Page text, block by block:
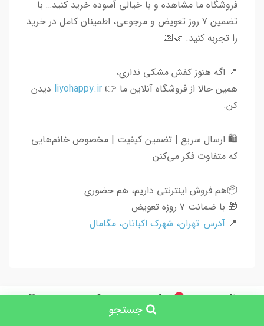
0
سبد خرید
حساب کاربری جستجو
فروشگاه ما مشاهده و با خیالی آسوده خرید کنید… با
تضمین ۷ روز تعویض و مرجوعی، اطمینان کامل در خرید
را تجربه کنید. 🤝💌
📍 اگه هنوز کفش مشکی نداری،
همین حالا از فروشگاه آنلاین ما 👉 liyohappy.ir دیدن
کن.
🛍 ارسال سریع | تضمین کیفیت | مخصوص خانم‌هایی
که متفاوت فکر می‌کنن
📦هم فروش اینترنتی داریم، هم حضوری
🎁 با ضمانت ۷ روزه تعویض
📍 آدرس: تهران، شهرک اکباتان، مگامال